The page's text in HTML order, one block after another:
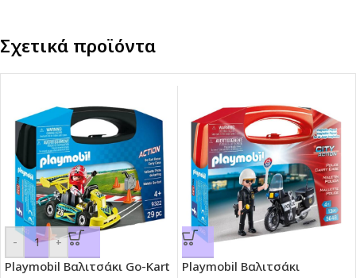
Σχετικά προϊόντα
- +
Playmobil Βαλιτσάκι Go-Kart
Playmobil Βαλιτσάκι